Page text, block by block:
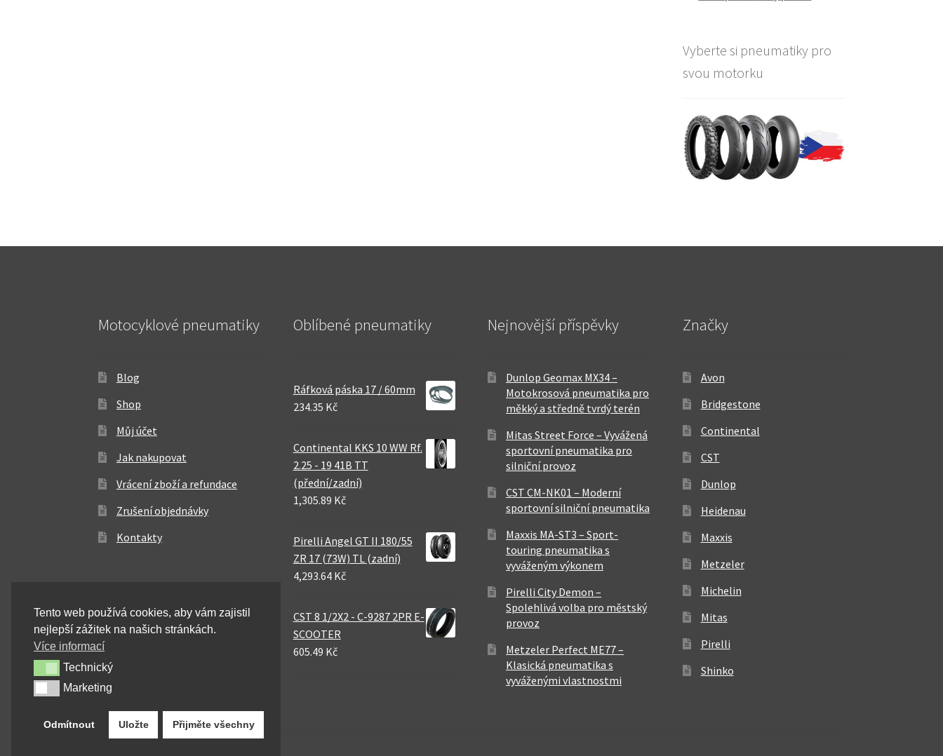
Vyberte si pneumatiky pro
svou motorku
Motocyklové pneumatiky
Blog
Shop
Můj účet
Jak nakupovat
Vrácení zboží a refundace
Zrušení objednávky
Kontakty
Oblíbené pneumatiky
Ráfková páska 17 / 60mm
234.35 Kč
Continental KKS 10 WW Rf.
2.25 - 19 41B TT
(přední/zadní)
1,305.89 Kč
Pirelli Angel GT II 180/55
ZR 17 (73W) TL (zadní)
4,293.64 Kč
CST 8 1/2X2 - C-9287 2PR E-
SCOOTER
605.49 Kč
Nejnovější příspěvky
Dunlop Geomax MX34 –
Motokrosová pneumatika pro
měkký a středně tvrdý terén
Mitas Street Force – Vyvážená
sportovní pneumatika pro
silniční provoz
CST CM-NK01 – Moderní
sportovní silniční pneumatika
Maxxis MA-ST3 – Sport-
touring pneumatika s
vyváženým výkonem
Pirelli City Demon –
Spolehlivá volba pro městský
provoz
Metzeler Perfect ME77 –
Klasická pneumatika s
vyváženými vlastnostmi
Značky
Avon
Bridgestone
Continental
CST
Dunlop
Heidenau
Maxxis
Metzeler
Michelin
Mitas
Pirelli
Shinko
Tento web používá cookies, aby vám zajistil
nejlepší zážitek na našich stránkách.
Více informací
TechnickýTechnický
MarketingMarketing
Odmítnout Uložte Přijměte všechny